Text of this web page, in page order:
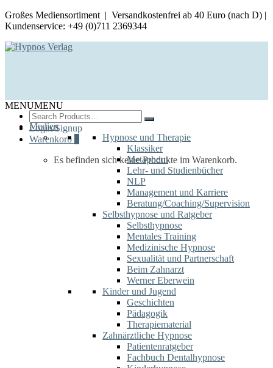
Großes Mediensortiment | Versandkostenfrei ab 40 Euro (nach D) |
Kundenservice: +49 (0)711 2369344
Search
for:
Login/Signup
Warenkorb
Es befinden sich keine Produkte im Warenkorb.
MENUMENU
Medien
Hypnose und Therapie
Klassiker
Metaphern
Lehr- und Studienbücher
NLP
Management und Karriere
Beratung/Coaching/Supervision
Selbsthypnose und Ratgeber
Selbsthypnose
Mentales Training
Medizinische Hypnose
Sexualität und Partnerschaft
Beim Zahnarzt
Werner Eberwein
Kinder und Jugend
Geschichten
Pädagogik
Therapiematerial
Zahnärztliche Hypnose
Patientenratgeber
Fachbuch Dentalhypnose